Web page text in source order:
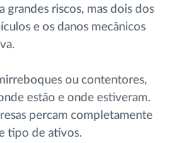
grandes riscos, mas dois dos
e os danos mecânicos
ou contentores,
estão e onde estiveram.
percam completamente
tipo de ativos.